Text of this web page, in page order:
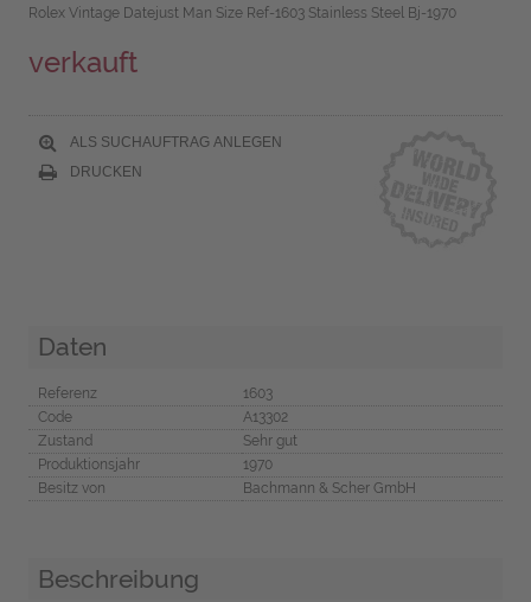
Rolex Vintage Datejust Man Size Ref-1603 Stainless Steel Bj-1970
verkauft
ALS SUCHAUFTRAG ANLEGEN
DRUCKEN
Daten
Referenz
1603
Code
A13302
Zustand
Sehr gut
Produktionsjahr
1970
Besitz von
Bachmann & Scher GmbH
Beschreibung